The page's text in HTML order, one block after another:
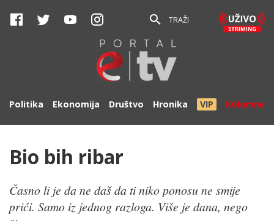
TRAŽI
Politika Ekonomija Društvo Hronika VIP Kolumne
Bio bih ribar
Časno li je da ne daš da ti niko ponosu ne smije
prići. Samo iz jednog razloga. Više je dana, nego